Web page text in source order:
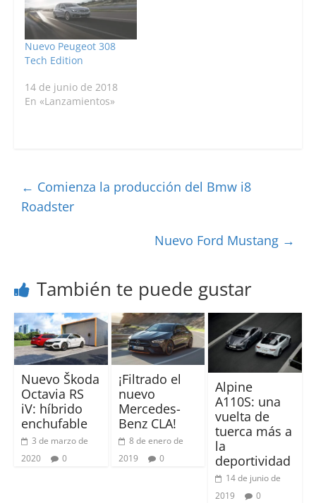
Nuevo Peugeot 308
Tech Edition
14 de junio de 2018
En «Lanzamientos»
← Comienza la producción del Bmw i8
Roadster
Nuevo Ford Mustang →
También te puede gustar
Nuevo Škoda
Octavia RS
iV: híbrido
enchufable
3 de marzo de
2020
0
¡Filtrado el
nuevo
Mercedes-
Benz CLA!
8 de enero de
2019
0
Alpine
A110S: una
vuelta de
tuerca más a
la
deportividad
14 de junio de
2019
0